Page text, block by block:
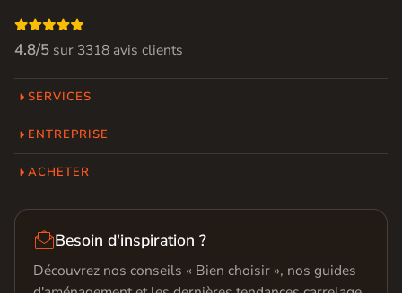

4.8/5 sur 3318 avis clients
SERVICES
ENTREPRISE
ACHETER
Besoin d'inspiration ?
Découvrez nos conseils « Bien choisir », nos guides